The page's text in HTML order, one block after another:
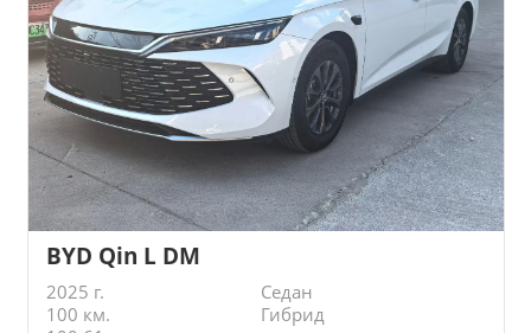
BYD Qin L DM
2025 г.
Седан
100 км.
Гибрид